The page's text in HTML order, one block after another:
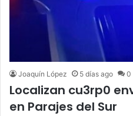
Joaquín López 5 días ago 0
Localizan cu3rp0
en Parajes del Sur